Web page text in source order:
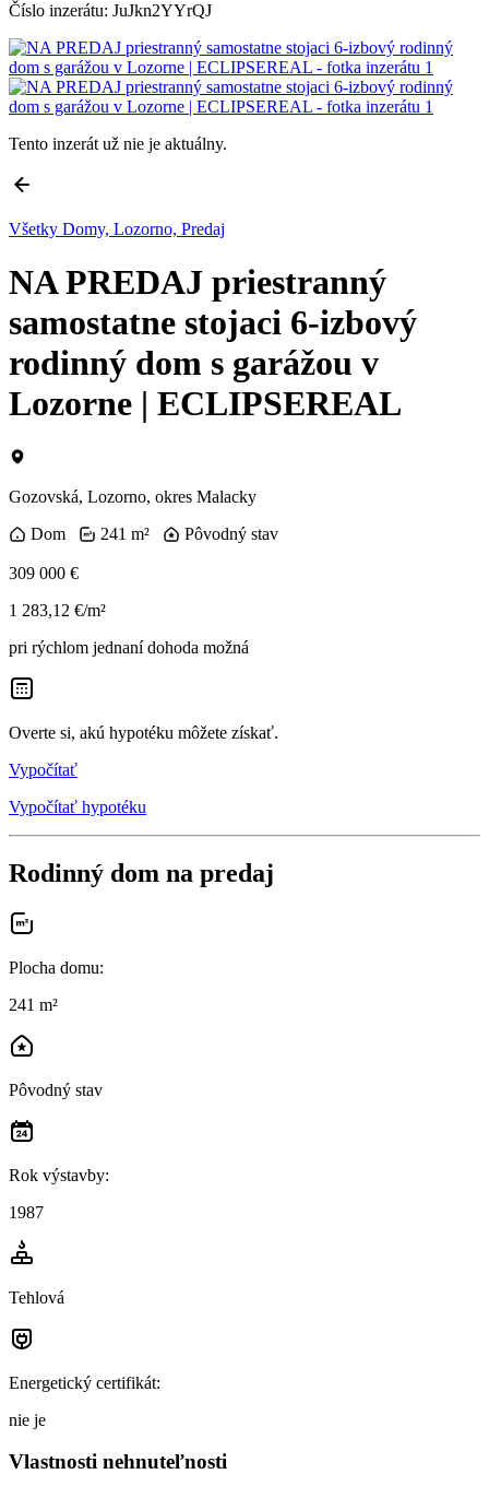
Číslo inzerátu: JuJkn2YYrQJ
Tento inzerát už nie je aktuálny.
Všetky Domy, Lozorno, Predaj
NA PREDAJ priestranný
samostatne stojaci 6-izbový
rodinný dom s garážou v
Lozorne | ECLIPSEREAL
Gozovská, Lozorno, okres Malacky
Dom
241 m² Pôvodný stav
309 000 €
1 283,12 €/m²
pri rýchlom jednaní dohoda možná
Overte si, akú hypotéku môžete získať.
Vypočítať
Vypočítať hypotéku
Rodinný dom na predaj
Plocha domu:
241 m²
Pôvodný stav
Rok výstavby:
1987
Tehlová
Energetický certifikát:
nie je
Vlastnosti nehnuteľnosti